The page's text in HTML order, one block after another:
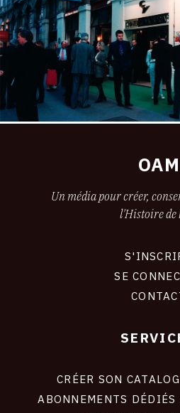
OAM
Un média pour créer,
l'Histoire de
SE
CRÉER SON
ABONNEMENTS DÉDIÉS